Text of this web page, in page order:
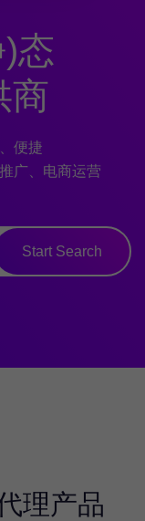
态
商
便捷
广、电商运营
Start Search
理产品